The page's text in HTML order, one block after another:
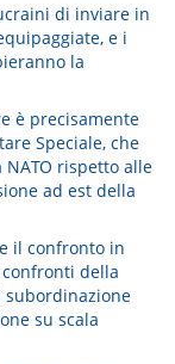
di inviare in
e i
la
è precisamente
Speciale, che
rispetto alle
ad est della
il confronto in
confronti della
subordinazione
su scala